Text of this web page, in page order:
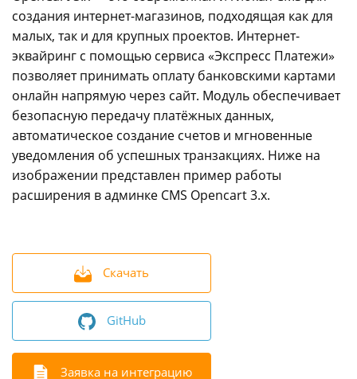
info@express-pay.by
создания интернет-магазинов, подходящая как для
малых, так и для крупных проектов. Интернет-
эквайринг с помощью сервиса «Экспресс Платежи»
позволяет принимать оплату банковскими картами
онлайн напрямую через сайт. Модуль обеспечивает
безопасную передачу платёжных данных,
автоматическое создание счетов и мгновенные
уведомления об успешных транзакциях. Ниже на
изображении представлен пример работы
расширения в админке CMS Opencart 3.x.
Скачать
GitHub
Заявка на интеграцию